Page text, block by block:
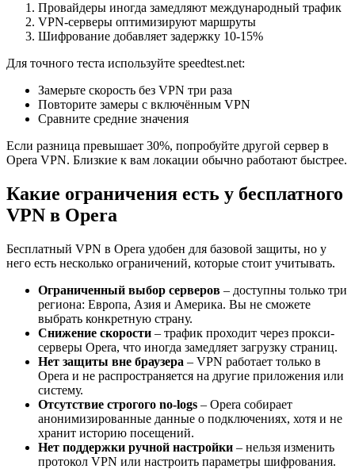
Провайдеры иногда замедляют международный трафик
VPN-серверы оптимизируют маршруты
Шифрование добавляет задержку 10-15%
Для точного теста используйте speedtest.net:
Замерьте скорость без VPN три раза
Повторите замеры с включённым VPN
Сравните средние значения
Если разница превышает 30%, попробуйте другой сервер в
Opera VPN. Близкие к вам локации обычно работают быстрее.
Какие ограничения есть у бесплатного
VPN в Opera
Бесплатный VPN в Opera удобен для базовой защиты, но у
него есть несколько ограничений, которые стоит учитывать.
Ограниченный выбор серверов – доступны только три
региона: Европа, Азия и Америка. Вы не сможете
выбрать конкретную страну.
Снижение скорости – трафик проходит через прокси-
серверы Opera, что иногда замедляет загрузку страниц.
Нет защиты вне браузера – VPN работает только в
Opera и не распространяется на другие приложения или
систему.
Отсутствие строгого no-logs – Opera собирает
анонимизированные данные о подключениях, хотя и не
хранит историю посещений.
Нет поддержки ручной настройки – нельзя изменить
протокол VPN или настроить параметры шифрования.